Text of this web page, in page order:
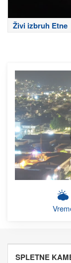
Živi izbruh Etne
SPLETNE